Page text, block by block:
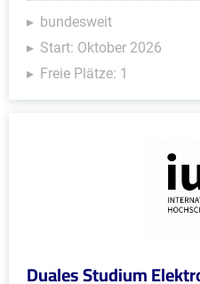
bundesweit
Start: Oktober 2026
Freie Plätze: 1
Duales Studium